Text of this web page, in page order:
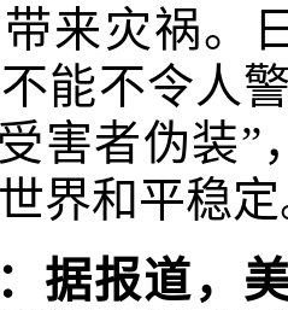
来灾祸。
能不令人
害者伪装
界和平稳
据报道，